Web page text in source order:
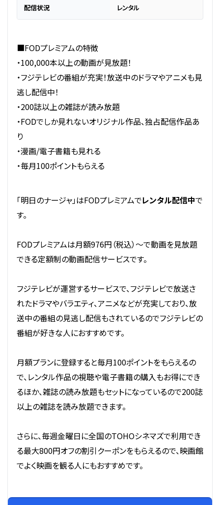
配信状況 レンタル
■FODプレミアムの特徴
・100,000本以上の動画が見放題！
・フジテレビの番組が充実！放送中のドラマやアニメも見
逃し配信中！
・200誌以上の雑誌が読み放題
・FODでしか見れないオリジナル作品、独占配信作品あ
り
・漫画/電子書籍も見れる
・毎月100ポイントもらえる
「明日のナージャ」はFODプレミアムでレンタル配信中で
す。
FODプレミアムは月額976円（税込）～で動画を見放題
できる定額制の動画配信サービスです。
フジテレビが運営するサービスで、フジテレビで放送さ
れたドラマやバラエティ、アニメなどが充実しており、放
送中の番組の見逃し配信もされているのでフジテレビの
番組が好きな人におすすめです。
月額プランに登録すると毎月100ポイントをもらえるの
で、レンタル作品の視聴や電子書籍の購入もお得にでき
るほか、雑誌の読み放題もセットになっているので200誌
以上の雑誌を読み放題できます。
さらに、毎週金曜日に全国のTOHOシネマズで利用でき
る最大800円オフの割引クーポンをもらえるので、映画館
でよく映画を観る人にもおすすめです。